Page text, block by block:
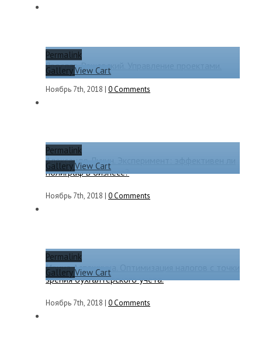
Permalink
GalleryView Cart
Ярослав Рашевский. Управление проектами.
Ноябрь 7th, 2018 | 0 Comments
Permalink
GalleryView Cart
Александр Лукин. Эксперимент: эффективен ли
полиграф в бизнесе?
Ноябрь 7th, 2018 | 0 Comments
Permalink
GalleryView Cart
Ирина Асташкина. Оптимизация налогов с точки
зрения бухгалтерского учета.
Ноябрь 7th, 2018 | 0 Comments